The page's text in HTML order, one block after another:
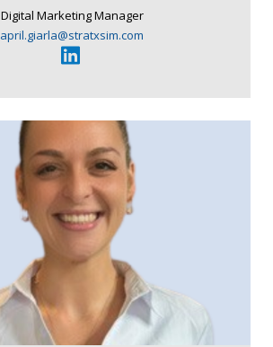
Digital Marketing Manager
april.giarla@stratxsim.com